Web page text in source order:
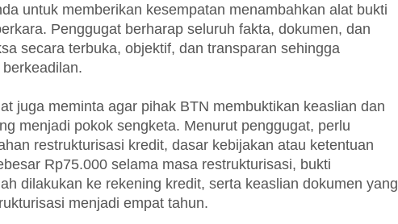
untuk memberikan kesempatan menambahkan alat bukti
Penggugat berharap seluruh fakta, dokumen, dan
secara terbuka, objektif, dan transparan sehingga
juga meminta agar pihak BTN membuktikan keaslian dan
menjadi pokok sengketa. Menurut penggugat, perlu
restrukturisasi kredit, dasar kebijakan atau ketentuan
Rp75.000 selama masa restrukturisasi, bukti
dilakukan ke rekening kredit, serta keaslian dokumen yang
menjadi empat tahun.